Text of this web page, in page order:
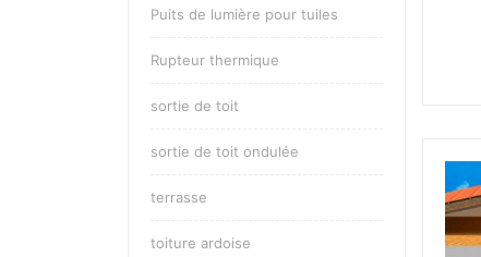
Puits de lumière pour tuiles
Rupteur thermique
sortie de toit
sortie de toit ondulée
terrasse
toiture ardoise